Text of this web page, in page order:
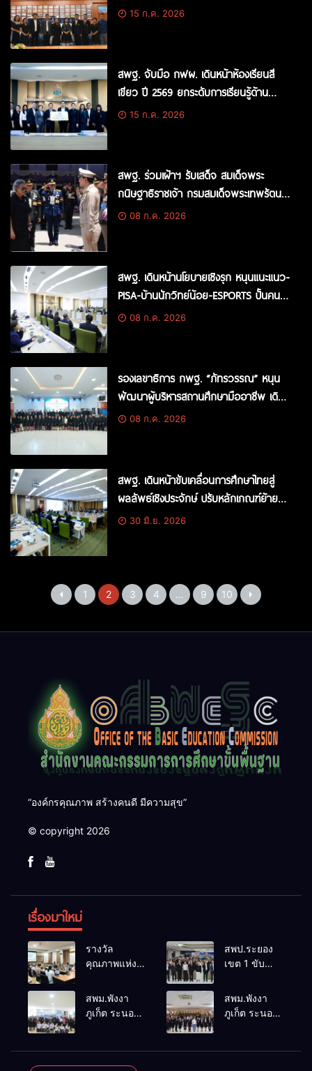
สถานศึกษาปลอดภัยรอบด้าน
15 ก.ค. 2026
สพฐ. จับมือ กฟผ. เดินหน้าห้องเรียนสี
เขียว ปี 2569 ยกระดับการเรียนรู้ด้าน
พลังงาน สร้างเยาวชนรักษ์สิ่งแวดล้อม
15 ก.ค. 2026
สพฐ. ร่วมเฝ้าฯ รับเสด็จ สมเด็จพระ
กนิษฐาธิราชเจ้า กรมสมเด็จพระเทพรัตน
ราชสุดาฯ สยามบรมราชกุมารี ทรงติดตาม
โยธีราษฎร์ศรัทธาราม นครนายก
08 ก.ค. 2026
สพฐ. เดินหน้านโยบายเชิงรุก หนุนแนะแนว-
PISA-บ้านนักวิทย์น้อย-ESPORTS ปั้นคน
รุ่นใหม่สู่โลกดิจิทัล
08 ก.ค. 2026
รองเลขาธิการ กพฐ. “ภัทรวรรณ” หนุน
พัฒนาผู้บริหารสถานศึกษามืออาชีพ เดิน
หน้าแก้หนี้ครู สร้างคุณภาพการศึกษาอย่าง
08 ก.ค. 2026
สพฐ. เดินหน้าขับเคลื่อนการศึกษาไทยสู่
ผลลัพธ์เชิงประจักษ์ ปรับหลักเกณฑ์ย้าย
ครู-อาหารกลางวันคุณภาพ-เร่งเบิกจ่ายงบ
30 มิ.ย. 2026
1 2 3 4 … 9 10
“องค์กรคุณภาพ สร้างคนดี มีความสุข”
© copyright 2026
เรื่องมาใหม่
รางวัล
คุณภาพแห่ง
ป้องกันควบคุม
โรคและภัย
สุขภาพ
สพป.ระยอง
เขต 1 ขับ
สร้างสรรค์
ปันสุข” เสริม
พลังผู้นำ
สถานศึกษา
สพม.พังงา
ภูเก็ต ระนอง
สพม.พังงา
ภูเก็ต ระนอง